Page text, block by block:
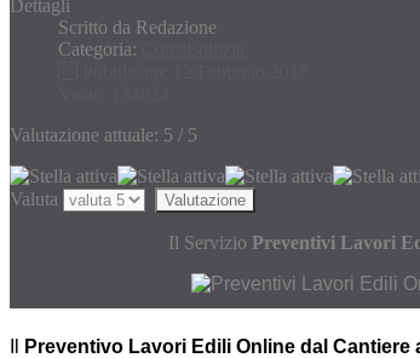
Dettagli
Scritto da Redazione
Categoria:
Valutazione attuale: 5 / 5
Valuta
Il Servizio Preventivi Lavori
Preventivo Lavori Edili Online dal Cantiere